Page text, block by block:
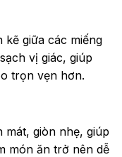
giữa các miếng
vị giác, giúp
trọn vẹn hơn.
mát, giòn nhẹ, giúp
món ăn trở nên dễ